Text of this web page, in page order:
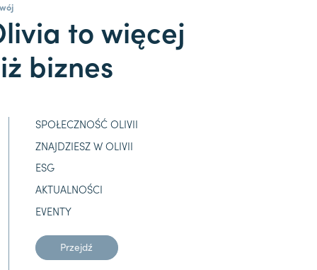
to więcej
biznes
SPOŁECZNOŚĆ OLIVII
ZNAJDZIESZ W OLIVII
ESG
AKTUALNOŚCI
EVENTY
Przejdź